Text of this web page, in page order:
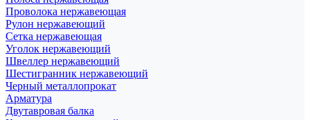
Проволока нержавеющая
Рулон нержавеющий
Сетка нержавеющая
Уголок нержавеющий
Швеллер нержавеющий
Шестигранник нержавеющий
Черный металлопрокат
Арматура
Двутавровая балка